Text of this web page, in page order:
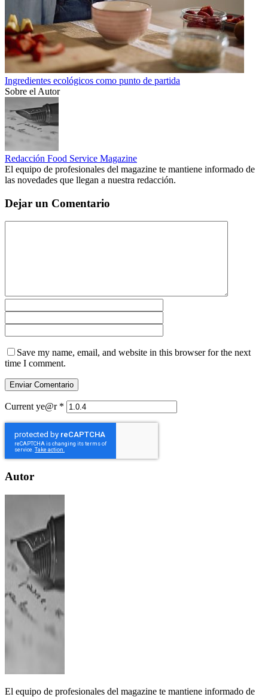
Ingredientes ecológicos como punto de partida
Sobre el Autor
Redacción Food Service Magazine
El equipo de profesionales del magazine te mantiene informado de
las novedades que llegan a nuestra redacción.
Dejar un Comentario
Save my name, email, and website in this browser for the next
time I comment.
Current ye@r *
Autor
El equipo de profesionales del magazine te mantiene informado de